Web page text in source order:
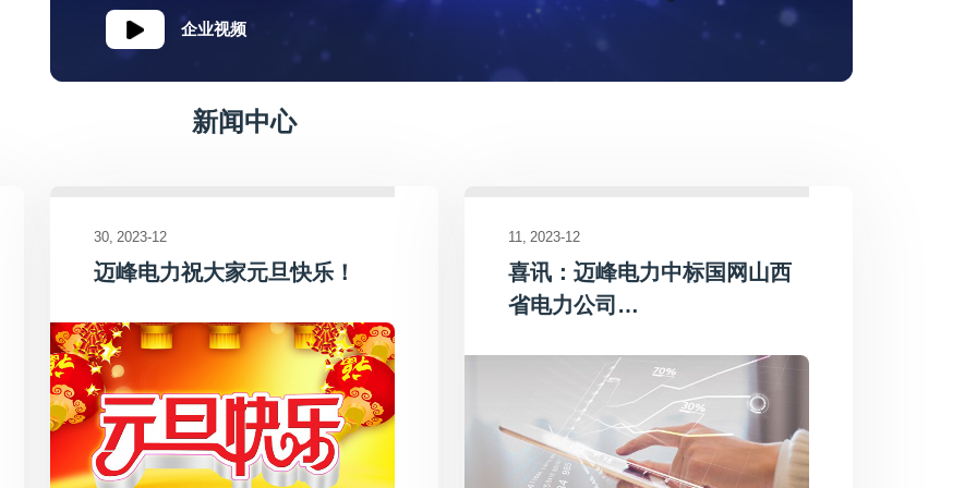
企业视频
新闻中心
30 2023-12
迈峰电力祝大家元旦快乐！
11 2023-12
喜讯：迈峰电力中标国网山西
省电力公司…